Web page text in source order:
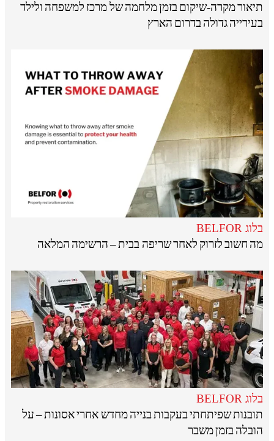
תיאור מקרה-שיקום בזמן מלחמה של מרכז למשפחה ולילד
בעירייה גדולה בדרום הארץ
בלוג BELFOR
מה חשוב לזרוק לאחר שריפה בבית – הרשימה המלאה
בלוג BELFOR
תובנות שפיתחתי בעקבות בנייה מחדש אחרי אסונות – על
הובלה בזמן משבר